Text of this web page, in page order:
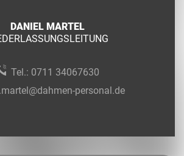
DANIEL MARTEL
Tel.: 0711 34067630
personal.de